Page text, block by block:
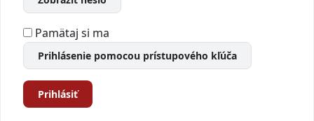
Pamätaj si ma
Prihlásenie pomocou prístupového kľúča
Prihlásiť